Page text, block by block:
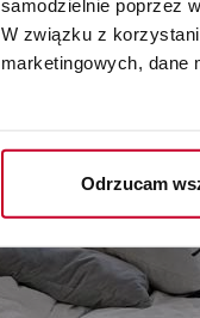
samodzielnie poprzez
W związku z
marketingowych, dane
Odrzucam